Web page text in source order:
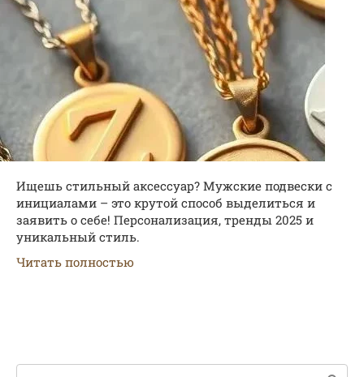
Ищешь стильный аксессуар? Мужские подвески с
инициалами – это крутой способ выделиться и
заявить о себе! Персонализация, тренды 2025 и
уникальный стиль.
Читать полностью
Поиск: